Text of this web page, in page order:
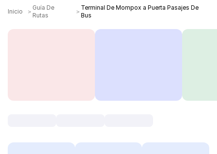
Inicio ＞
Guía De
Rutas
＞
Terminal De Mompox a Puerta Pasajes De
Bus